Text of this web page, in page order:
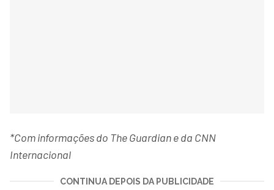
*Com informações do The Guardian e da CNN
Internacional
CONTINUA DEPOIS DA PUBLICIDADE